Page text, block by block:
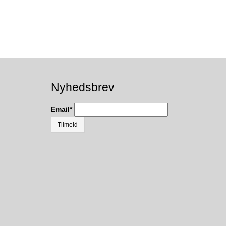
Nyhedsbrev
Email*